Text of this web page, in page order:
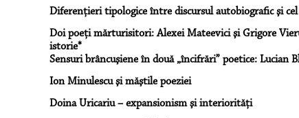
Diferenţieri tipologice între discursul autobiografic şi
Doi poeţi mărturisitori: Alexei Mateevici şi Grigore
istorie*
Sensuri brâncuşiene în două „încifrări” poetice: Lucian
Ion Minulescu şi măştile poeziei
Doina Uricariu – expansionism şi interiorităţi